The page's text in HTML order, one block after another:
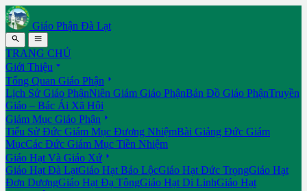
Giáo Phận Đà Lạt
 
TRANG CHỦ
Giới Thiệu 
Tổng Quan Giáo Phận 
Lịch Sử Giáo PhậnNiên Giám Giáo PhậnBản Đồ Giáo PhậnTruyền
Giáo – Bác Ái Xã Hội
Giám Mục Giáo Phận 
Tiểu Sử Đức Giám Mục Đương NhiệmBài Giảng Đức Giám
MụcCác Đức Giám Mục Tiền Nhiệm
Giáo Hạt Và Giáo Xứ 
Giáo Hạt Đà LạtGiáo Hạt Bảo LộcGiáo Hạt Đức TrọngGiáo Hạt
Đơn DươngGiáo Hạt Đạ TôngGiáo Hạt Di LinhGiáo Hạt